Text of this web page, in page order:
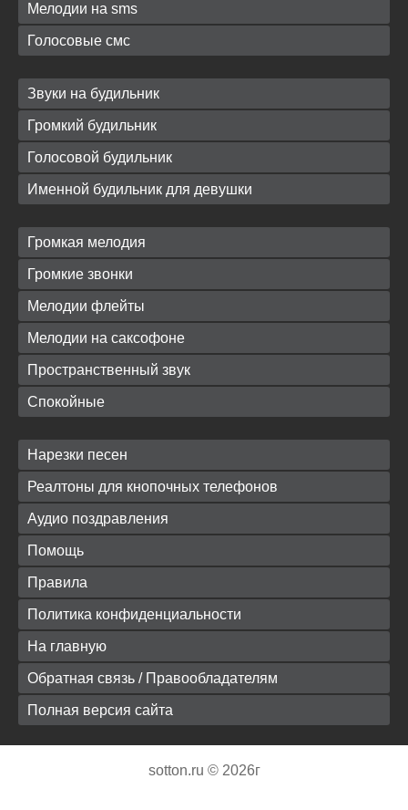
Мелодии на sms
Голосовые смс
Звуки на будильник
Громкий будильник
Голосовой будильник
Именной будильник для девушки
Громкая мелодия
Громкие звонки
Мелодии флейты
Мелодии на саксофоне
Пространственный звук
Спокойные
Нарезки песен
Реалтоны для кнопочных телефонов
Аудио поздравления
Помощь
Правила
Политика конфиденциальности
На главную
Обратная связь / Правообладателям
Полная версия сайта
sotton.ru © 2026г